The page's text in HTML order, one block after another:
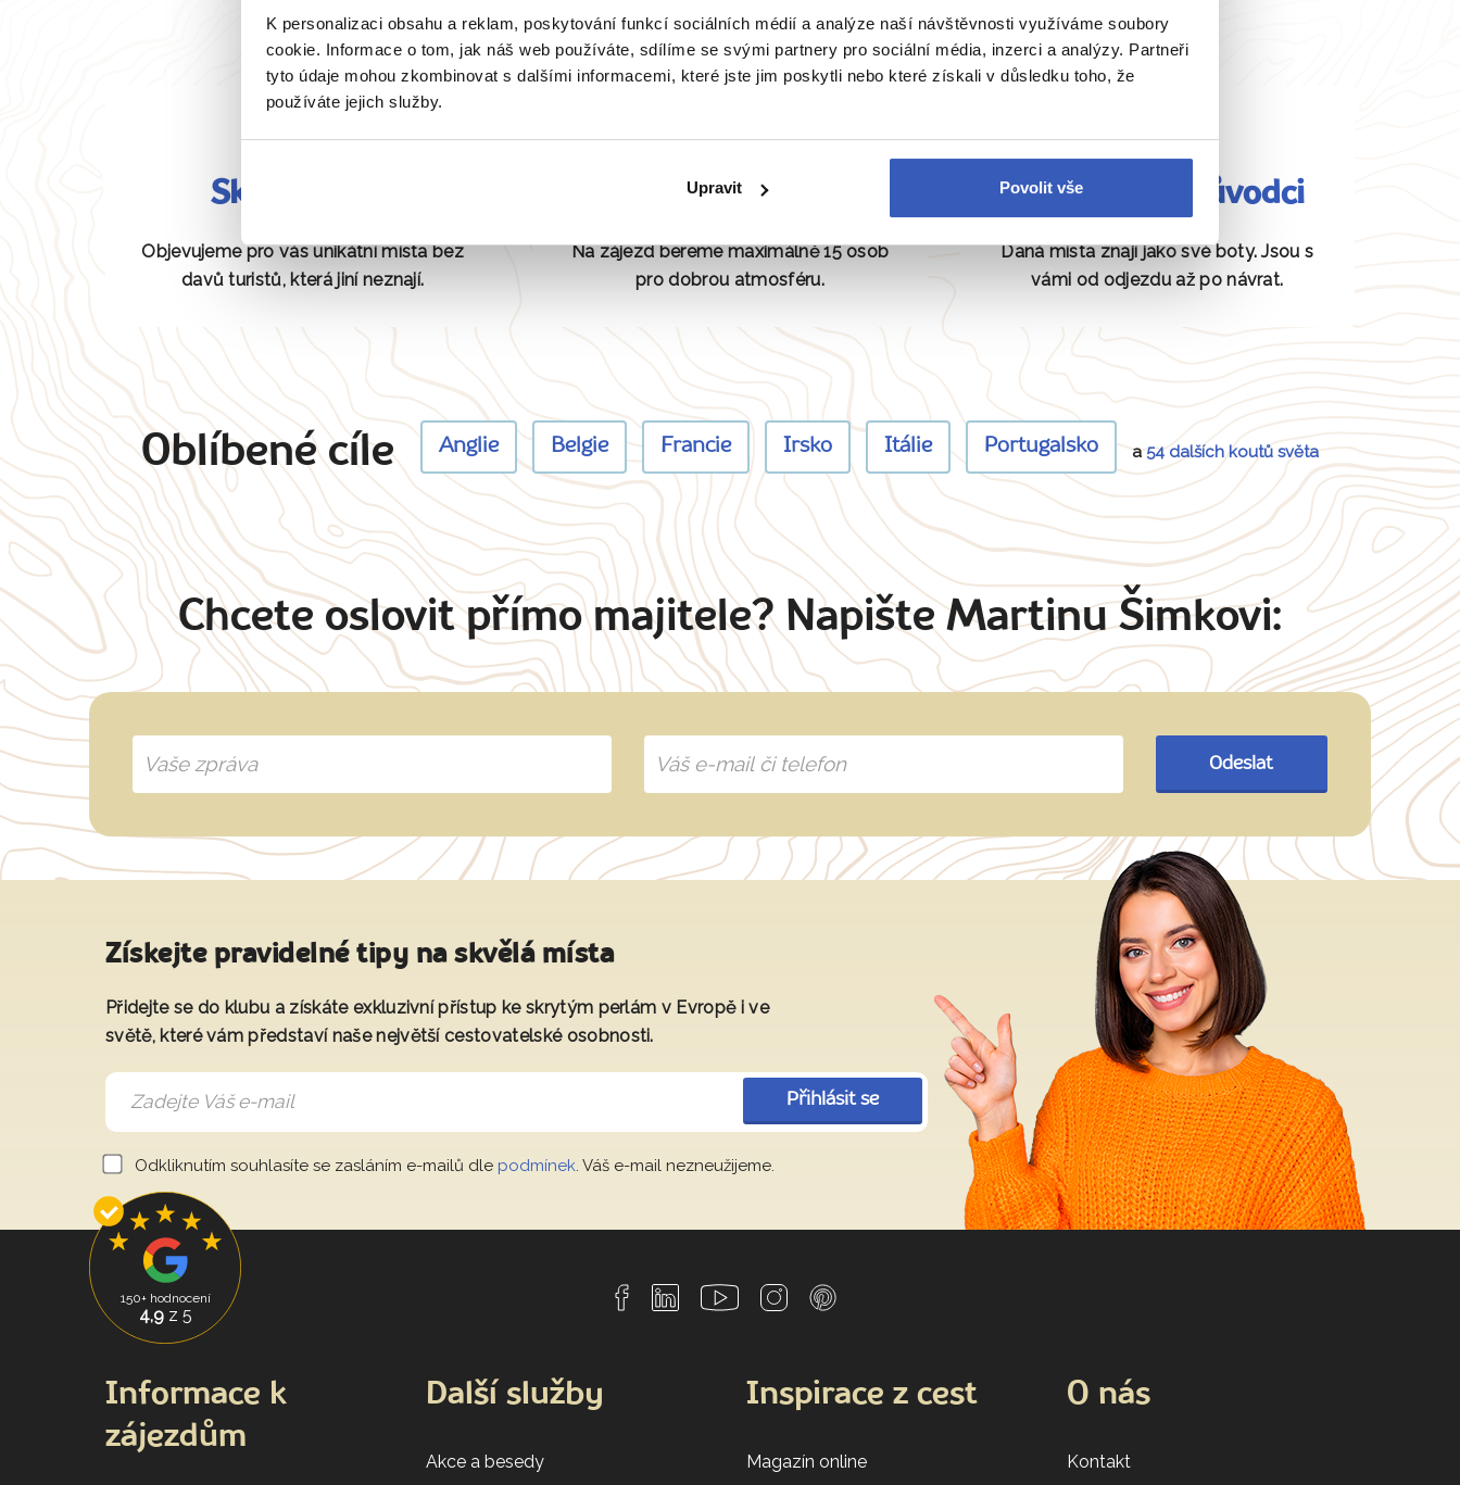
K personalizaci obsahu a reklam, poskytování funkcí sociálních médií a analýze naší návštěvnosti využíváme soubory
cookie. Informace o tom, jak náš web používáte, sdílíme se svými partnery pro sociální média, inzerci a analýzy. Partneři
tyto údaje mohou zkombinovat s dalšími informacemi, které jste jim poskytli nebo které získali v důsledku toho, že
používáte jejich služby.
Upravit Povolit vše
Naše péče nezná hranice
Skryté perly
Objevujeme pro vás unikátní místa bez
davů turistů, která jiní neznají.
Žádná masovka
Na zájezd bereme maximálně 15 osob
pro dobrou atmosféru.
Fundovaní průvodci
Daná místa znají jako své boty. Jsou s
vámi od odjezdu až po návrat.
Oblíbené cíle Anglie Belgie Francie Irsko Itálie Portugalsko a54 dalších koutů světa
Chcete oslovit přímo majitele? Napište Martinu Šimkovi:
Odeslat
Získejte pravidelné tipy na skvělá místa
Přidejte se do klubu a získáte exkluzivní přístup ke skrytým perlám v Evropě i ve
světě, které vám představí naše největší cestovatelské osobnosti.
Přihlásit se
Odkliknutím souhlasíte se zasláním e-mailů dle podmínek . Váš e-mail nezneužijeme.
150+ hodnocení
4,9z 5
Informace k
zájezdům
Další služby
Akce a besedy
Inspirace z cest
Magazín online
O nás
Kontakt